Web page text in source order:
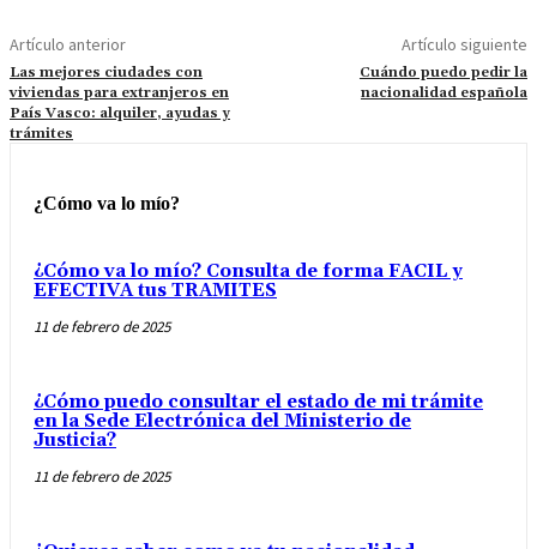
Artículo anterior
Las mejores ciudades con
viviendas para extranjeros en
País Vasco: alquiler, ayudas y
trámites
Artículo siguiente
Cuándo puedo pedir la
nacionalidad española
¿Cómo va lo mío?
¿Cómo va lo mío? Consulta de forma FACIL y
EFECTIVA tus TRAMITES
11 de febrero de 2025
¿Cómo puedo consultar el estado de mi trámite
en la Sede Electrónica del Ministerio de
Justicia?
11 de febrero de 2025